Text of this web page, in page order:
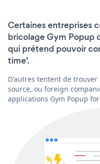
Certaines entreprises
bricolage Gym Popup
qui prétend pouvoir
time'.
D'autres tentent de trouver
source, ou foreign
applications Gym Popup